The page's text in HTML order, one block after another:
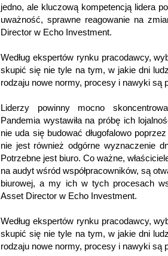
jedno, ale kluczową kompetencją lidera
uważność, sprawne reagowanie na
Director w Echo Investment.
Według ekspertów rynku pracodawcy,
skupić się nie tyle na tym, w jakie dni
rodzaju nowe normy, procesy i nawyki są
Liderzy powinny mocno
Pandemia wystawiła na próbę ich
nie uda się budować długofalowo
nie jest również odgórne wyznaczenie
Potrzebne jest biuro. Co ważne,
na audyt wśród współpracowników, są
biurowej, a my ich w tych procesach
Asset Director w Echo Investment.
Według ekspertów rynku pracodawcy,
skupić się nie tyle na tym, w jakie dni
rodzaju nowe normy, procesy i nawyki są